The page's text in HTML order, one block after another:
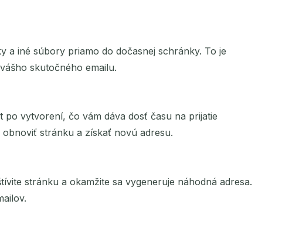
a iné súbory priamo do dočasnej schránky. To je
skutočného emailu.
vytvorení, čo vám dáva dosť času na prijatie
stránku a získať novú adresu.
stránku a okamžite sa vygeneruje náhodná adresa.